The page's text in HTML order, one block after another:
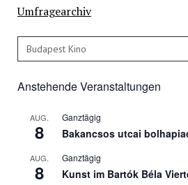
Umfragearchiv
Suchen
Anstehende Veranstaltungen
AUG.
8
Ganztägig
Bakancsos utcai
AUG.
8
Ganztägig
Kunst im Bartók Béla